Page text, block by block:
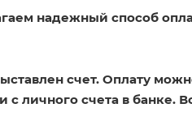
надежный способ
счет. Оплату
личного счета в банке.